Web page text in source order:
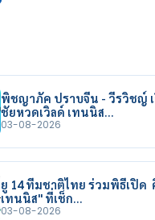
พิชญาภัค ปราบจีน - วีรวิชญ์
ชัยหวดเวิลด์ เทนนิส…
03-08-2026
ยู 14 ทีมชาติไทย ร่วมพิธีเปิด
เทนนิส" ที่เช็ก…
03-08-2026